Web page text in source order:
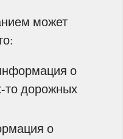
может
о
то дорожных
о